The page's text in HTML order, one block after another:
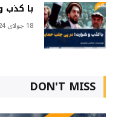
با کذب
18 جولای 2024
DON'T MISS